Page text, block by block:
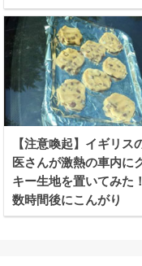
【注意喚起】イギリス
医さんが激熱の車内に
キー生地を置いてみた
数時間後にこんがり